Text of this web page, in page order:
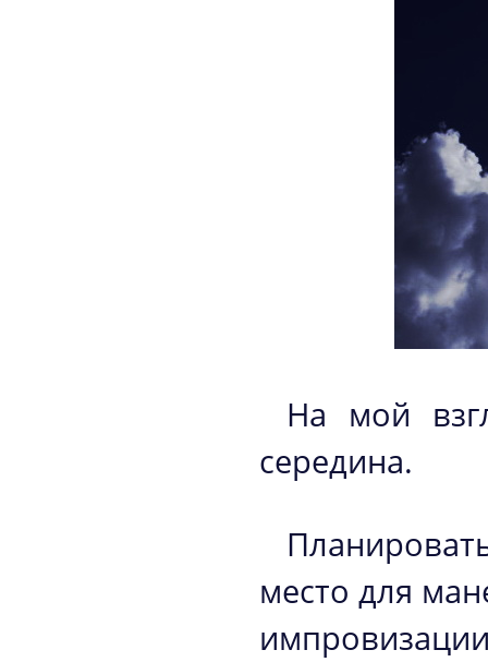
На мой
середина.
место для